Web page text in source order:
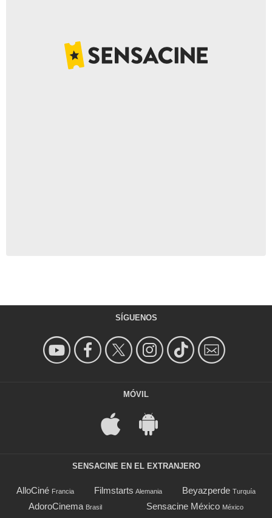
SÍGUENOS
MÓVIL
SENSACINE EN EL EXTRANJERO
AlloCiné Francia Filmstarts Alemania Beyazperde Turquía
AdoroCinema Brasil Sensacine México México